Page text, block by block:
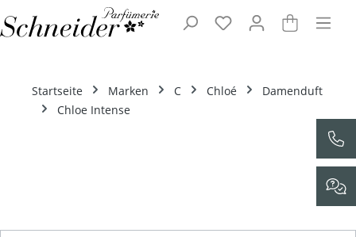
Zum Hauptinhalt springen
Startseite Marken C Chloé
Damenduft
Chloe Intense